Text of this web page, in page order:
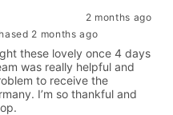
2 months ago
2 months ago
these lovely once 4 days
was really helpful and
to receive the
I’m so thankful and